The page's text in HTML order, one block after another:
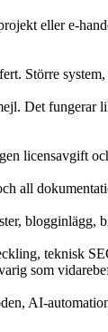
eller e-
Större
Det
licensavgift
all
blogginlägg,
teknisk
som
AI-